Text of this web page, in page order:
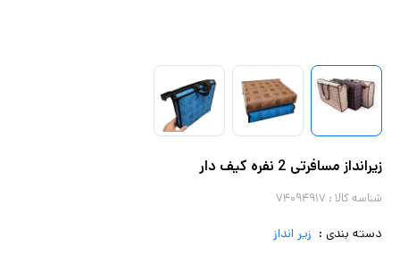
زیرانداز مسافرتی 2 نفره کیف دار
شناسه کالا : ۷۴۰۹۴۹۱۷
دسته بندی : زیر انداز